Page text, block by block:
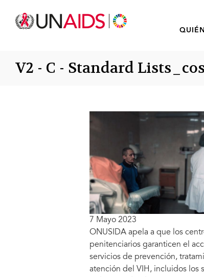
V2 - C - Standard
7 Mayo 2023
ONUSIDA apela a que los
penitenciarios garanticen el
servicios de prevención,
atención del VIH, incluidos los